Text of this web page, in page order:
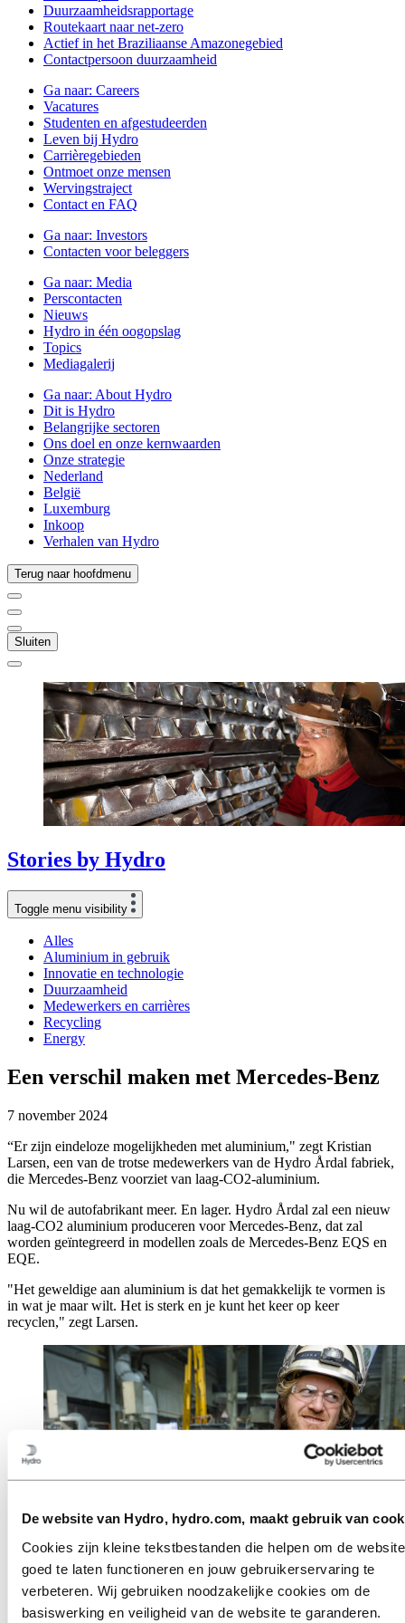
De website van Hydro, hydro.com, maakt gebruik van
Cookies zijn kleine tekstbestanden die helpen om de website
goed te laten functioneren en jouw gebruikerservaring te
verbeteren. Wij gebruiken noodzakelijke cookies om de
basiswerking en veiligheid van de website te garanderen.
Duurzaamheidsrapportage
Routekaart naar net-zero
Actief in het Braziliaanse Amazonegebied
Contactpersoon duurzaamheid
Ga naar: Careers
Vacatures
Studenten en afgestudeerden
Leven bij Hydro
Carrièregebieden
Ontmoet onze mensen
Wervingstraject
Contact en FAQ
Ga naar: Investors
Contacten voor beleggers
Ga naar: Media
Perscontacten
Nieuws
Hydro in één oogopslag
Topics
Mediagalerij
Ga naar: About Hydro
Dit is Hydro
Belangrijke sectoren
Ons doel en onze kernwaarden
Onze strategie
Nederland
België
Luxemburg
Inkoop
Verhalen van Hydro
Terug naar hoofdmenu
Sluiten
Stories by Hydro
Toggle menu visibility
Alles
Aluminium in gebruik
Innovatie en technologie
Duurzaamheid
Medewerkers en carrières
Recycling
Energy
Een verschil maken met Mercedes-Benz
7 november 2024
“Er zijn eindeloze mogelijkheden met aluminium," zegt Kristian
Larsen, een van de trotse medewerkers van de Hydro Årdal fabriek,
die Mercedes-Benz voorziet van laag-CO2-aluminium.
Nu wil de autofabrikant meer. En lager. Hydro Årdal zal een nieuw
laag-CO2 aluminium produceren voor Mercedes-Benz, dat zal
worden geïntegreerd in modellen zoals de Mercedes-Benz EQS en
EQE.
"Het geweldige aan aluminium is dat het gemakkelijk te vormen is
in wat je maar wilt. Het is sterk en je kunt het keer op keer
recyclen," zegt Larsen.
Afdelingsmanager Kristian Larsen bij de Tya-gieterij,
Hydro Årdal